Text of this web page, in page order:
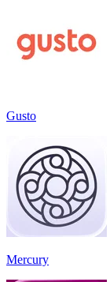
Gusto
Mercury